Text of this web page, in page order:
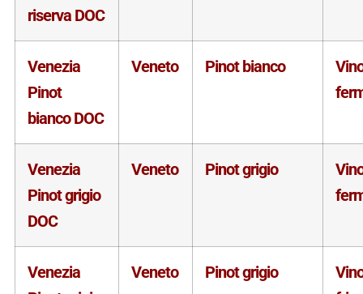
riserva DOC
Venezia
Pinot
bianco DOC
Veneto Pinot bianco
Venezia
Pinot grigio
DOC
Veneto Pinot grigio
Venezia
Veneto Pinot grigio